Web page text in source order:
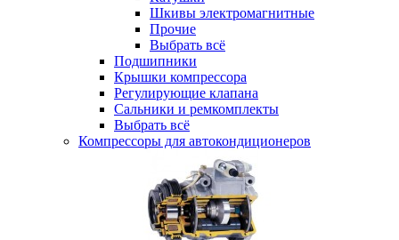
Шкивы электромагнитные
Прочие
Выбрать всё
Подшипники
Крышки компрессора
Регулирующие клапана
Сальники и ремкомплекты
Выбрать всё
Компрессоры для автокондиционеров